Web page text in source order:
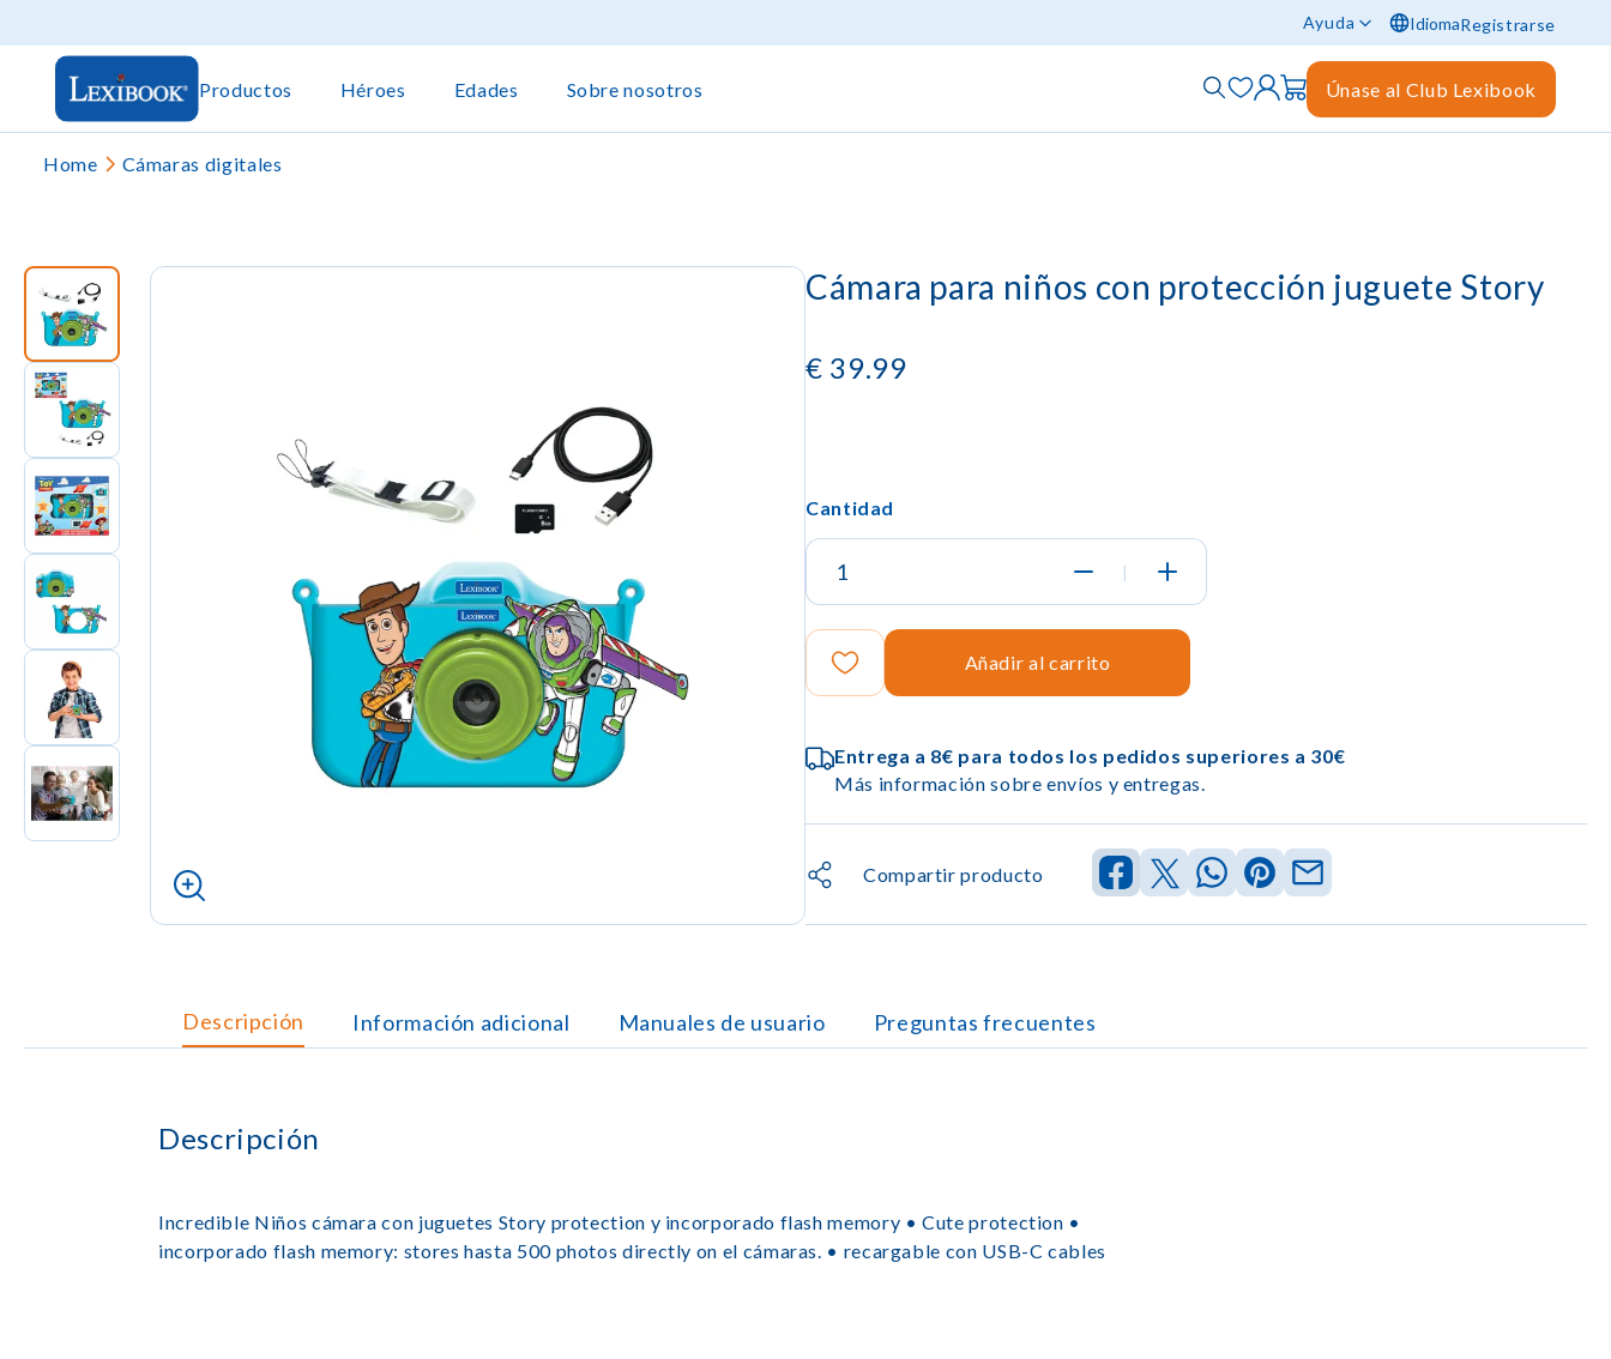
Ayuda IdiomaRegistrarse
Productos Héroes Edades Sobre nosotros Únase al Club Lexibook
Home Cámaras digitales
Cámara para niños con protección juguete Story
€ 39.99
Cantidad
|
Añadir al carrito
Entrega a 8€ para todos los pedidos superiores a 30€
Más información sobre envíos y entregas.
Compartir producto
Descripción Información adicional Manuales de usuario Preguntas frecuentes
Descripción
Incredible Niños cámara con juguetes Story protection y incorporado flash memory • Cute protection •
incorporado flash memory: stores hasta 500 photos directly on el cámaras. • recargable con USB-C cables